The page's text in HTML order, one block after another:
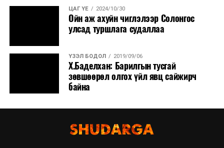
ЦАГ ҮЕ 2024/10/30
Ойн аж ахуйн чиглэлээр Солонгос
улсад туршлага судаллаа
ҮЗЭЛ БОДОЛ 2019/09/06
Х.Баделхан: Барилгын тусгай
зөвшөөрөл олгох үйл явц сайжирч
байна